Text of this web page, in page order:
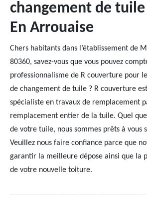
changement de
En Arrouaise
Chers habitants dans l’établissement de
80360, savez-vous que vous pouvez
professionnalisme de R couverture pour
de changement de tuile ? R couverture
spécialiste en travaux de remplacement
remplacement entier de la tuile. Quel
de votre tuile, nous sommes prêts à vous
Veuillez nous faire confiance parce que
garantir la meilleure dépose ainsi que la
de votre nouvelle toiture.